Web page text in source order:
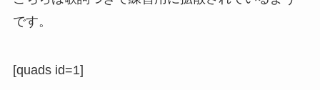
です。
[quads id=1]